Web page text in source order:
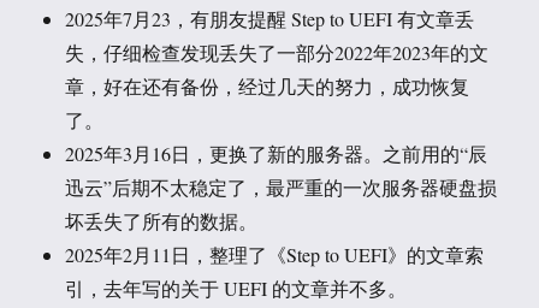
2025年7月23，有朋友提醒 Step to UEFI 有文章丢
失，仔细检查发现丢失了一部分2022年2023年的文
章，好在还有备份，经过几天的努力，成功恢复
了。
2025年3月16日，更换了新的服务器。之前用的“辰
迅云”后期不太稳定了，最严重的一次服务器硬盘损
坏丢失了所有的数据。
2025年2月11日，整理了《Step to UEFI》的文章索
引，去年写的关于 UEFI 的文章并不多。